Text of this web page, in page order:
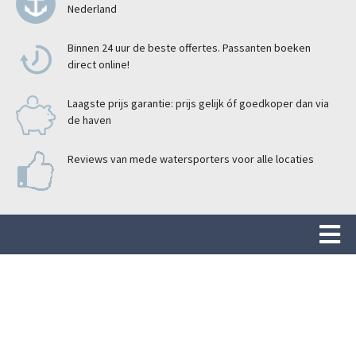
Nederland
Binnen 24 uur de beste offertes. Passanten boeken
direct online!
Laagste prijs garantie: prijs gelijk óf goedkoper dan via
de haven
Reviews van mede watersporters voor alle locaties